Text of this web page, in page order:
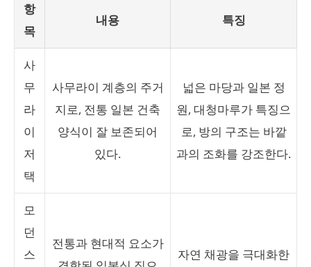
항
목
내용 특징
사
무
라
이
저
택
사무라이 계층의 주거
지로, 전통 일본 건축
양식이 잘 보존되어
있다.
넓은 마당과 일본 정
원, 대청마루가 특징으
로, 방의 구조는 바깥
과의 조화를 강조한다.
모
던
스
전통과 현대적 요소가
자연 채광을 극대화한